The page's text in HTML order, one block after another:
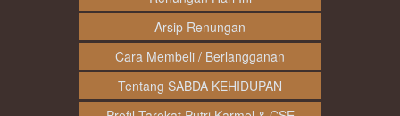
Arsip Renungan
Cara Membeli / Berlangganan
Tentang SABDA KEHIDUPAN